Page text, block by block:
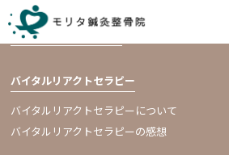
診療システム
バイタルリアクトセラピー
バイタルリアクトセラピーについて
バイタルリアクトセラピーの感想